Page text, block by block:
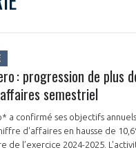
: progression de plus
semestriel
a confirmé ses objectifs
d'affaires en hausse de
de l’exercice 2024-2025.